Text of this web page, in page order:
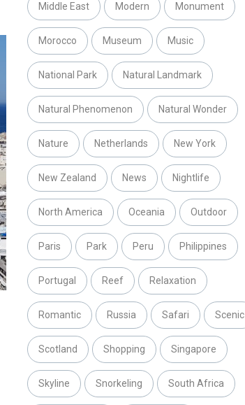
Middle East Modern Monument
Morocco Museum Music
National Park Natural Landmark
Natural Phenomenon Natural Wonder
Nature Netherlands New York
New Zealand News Nightlife
North America Oceania Outdoor
Paris Park Peru Philippines
Portugal Reef Relaxation
Romantic Russia Safari Scenic
Scotland Shopping Singapore
Skyline Snorkeling South Africa